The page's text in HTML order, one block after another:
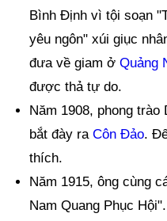
Bình Định vì tội soạn
yêu ngôn" xúi giục
đưa về giam ởQuảng
được thả tự do.
Năm 1908, phong trào
bắt đày raCôn Đảo.
thích.
Năm 1915, ông cùng
Nam Quang Phục Hội".